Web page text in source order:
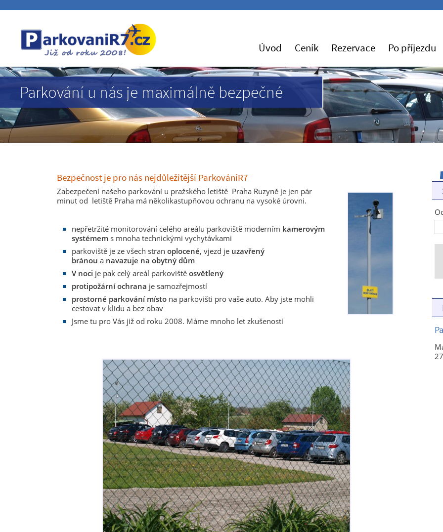
Parkování u nás je maximálně bezpečné
Bezpečnost je pro nás nejdůležitější ParkováníR7
Zabezpečení našeho parkování u pražského letiště Praha Ruzyně je jen pár
minut od letiště Praha má několikastupňovou ochranu na vysoké úrovni.
nepřetržité monitorování celého areálu parkoviště moderním kamerovým
systémem s mnoha technickými vychytávkami
parkoviště je ze všech stranoplocené, vjezd je uzavřený
bránoua navazuje na obytný dům
V noci je pak celý areál parkoviště osvětlený
protipožární ochrana je samozřejmostí
prostorné parkování místo na parkovišti pro vaše auto. Aby jste mohli
cestovat v klidu a bez obav
Jsme tu pro Vás již od roku 2008. Máme mnoho let zkušeností
Úvod Ceník Rezervace Po příjezdu